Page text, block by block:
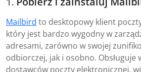
Mailbird to desktopowy klient
który jest bardzo wygodny w
adresami, zarówno w swojej
odbiorczej, jak i osobno. Obsługuje
dostawców poczty elektronicznej,